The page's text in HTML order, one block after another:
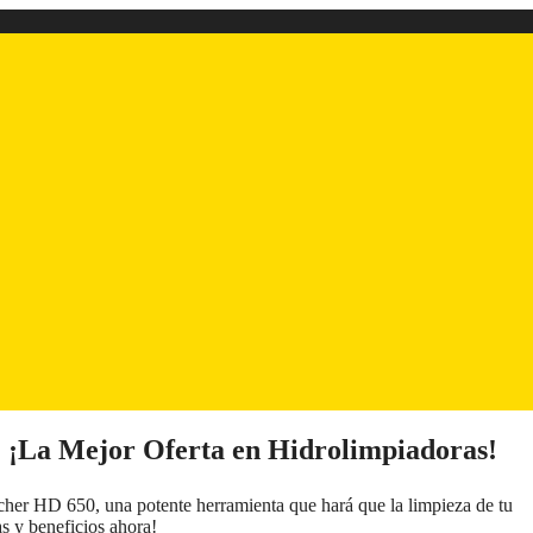
Mejor Oferta en Hidrolimpiadoras!
HD 650, una potente herramienta que hará que la limpieza de tu
y beneficios ahora!